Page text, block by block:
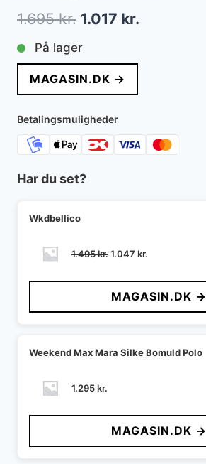
1.695kr. Den
oprindelige
pris
var:
1.695 kr..
1.017 kr.
På lager
MAGASIN.DK →
Betalingsmuligheder
Har du set?
Wkdbellico
1.495kr.Den
pris
var:
1.495 kr..
1.047 kr.
pris
er:
1.047 kr..
MAGASIN.DK →
Weekend Max Mara Silke Bomuld Polo
1.295kr.
MAGASIN.DK →